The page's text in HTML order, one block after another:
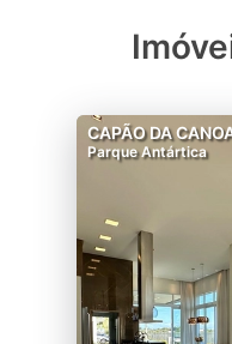
CAPÃO DA
Parque Antártica